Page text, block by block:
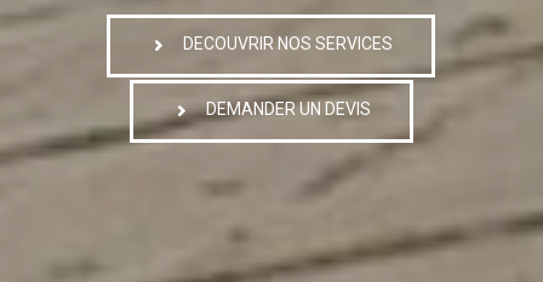
DECOUVRIR NOS SERVICES
DEMANDER UN DEVIS